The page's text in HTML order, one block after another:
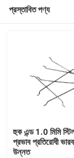
প্রস্তাবিত পণ্য
হুক এন্ড 1.0 মিমি
প্রভাব প্রতিরোধী
উন্নত